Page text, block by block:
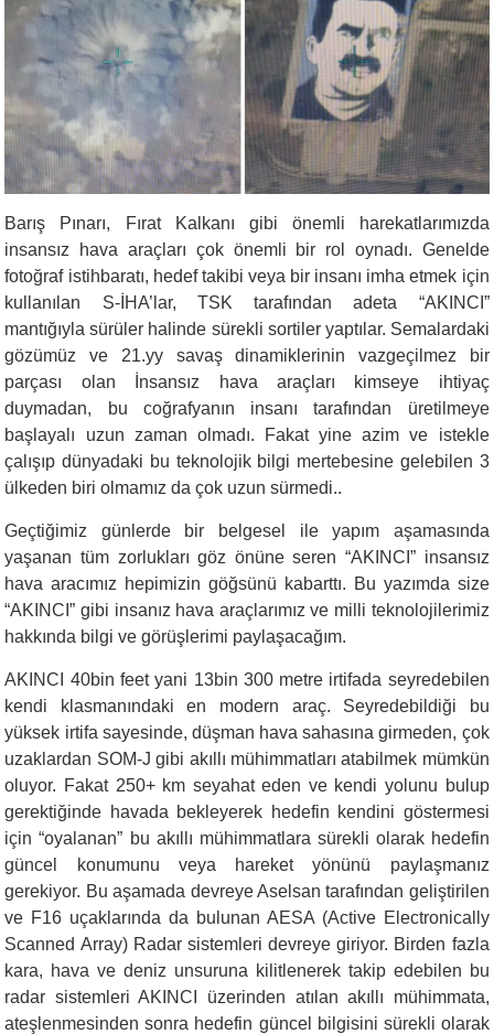
Barış Pınarı, FıratKalkanı gibi önemli harekatlarımızda
insansız hava araçları çok önemli bir rol oynadı. Genelde
fotoğraf istihbaratı, hedeftakibi veya bir insanı imha etmek için
kullanılan S-İHA’lar, TSK tarafından adeta “AKINCI”
mantığıyla sürüler halinde sürekli sortiler yaptılar. Semalardaki
gözümüz ve 21.yy savaş dinamiklerinin vazgeçilmez bir
parçası olan İnsansız hava araçları kimseye ihtiyaç
duymadan, bu coğrafyanın insanı tarafından üretilmeye
başlayalı uzun zaman olmadı. Fakat yine azim ve istekle
çalışıp dünyadaki bu teknolojik bilgi mertebesine gelebilen 3
ülkeden biri olmamız da çok uzun sürmedi..
Geçtiğimiz günlerde bir belgesel ile yapım aşamasında
yaşanan tüm zorlukları göz önüne seren “AKINCI” insansız
hava aracımız hepimizin göğsünü kabarttı. Bu yazımda size
“AKINCI”gibi insanız hava araçlarımız ve milli teknolojilerimiz
hakkında bilgi ve görüşlerimi paylaşacağım.
AKINCI 40bin feet yani 13bin 300 metre irtifada seyredebilen
kendi klasmanındaki en modern araç. Seyredebildiği bu
yüksek irtifa sayesinde, düşman hava sahasına girmeden, çok
uzaklardan SOM-J gibi akıllı mühimmatları atabilmek mümkün
oluyor. Fakat 250+km seyahat eden ve kendi yolunu bulup
gerektiğinde havada bekleyerek hedefin kendini göstermesi
için “oyalanan” bu akıllı mühimmatlara sürekli olarak hedefin
güncel konumunu veya hareket yönünü paylaşmanız
gerekiyor. Bu aşamada devreye Aselsan tarafından geliştirilen
ve F16 uçaklarında da bulunan AESA (Active Electronically
Scanned Array) Radar sistemleri devreye giriyor. Birden fazla
kara, hava ve deniz unsuruna kilitlenerek takip edebilen bu
radar sistemleri AKINCI üzerinden atılanakıllı mühimmata,
ateşlenmesinden sonra hedefin güncel bilgisini sürekli olarak